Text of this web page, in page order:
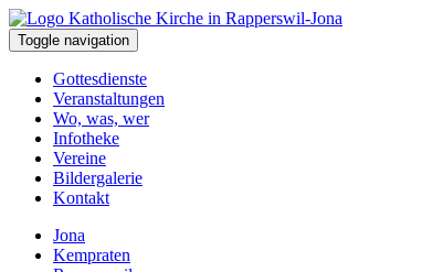
Toggle navigation
Gottesdienste
Veranstaltungen
Wo, was, wer
Infotheke
Vereine
Bildergalerie
Kontakt
Jona
Kempraten